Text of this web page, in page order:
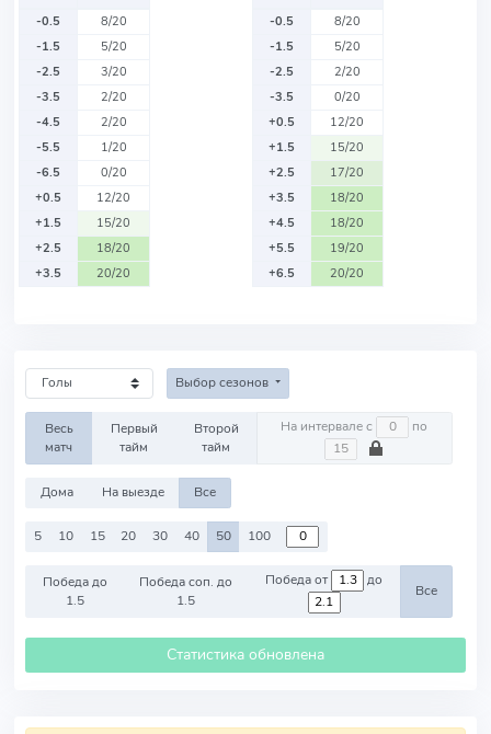
-0.5
8/20
-1.5
5/20
-2.5
3/20
-3.5
2/20
-4.5
2/20
-5.5
1/20
-6.5
0/20
+0.5
12/20
+1.5
15/20
+2.5
18/20
+3.5
20/20
-0.5
8/20
-1.5
5/20
-2.5
2/20
-3.5
0/20
+0.5
12/20
+1.5
15/20
+2.5
17/20
+3.5
18/20
+4.5
18/20
+5.5
19/20
+6.5
20/20
Выбор сезонов
Весь
матч
Первый
тайм
Второй
тайм
На интервале с по
Дома На выезде Все
5 10 15 20 30 40 50 100
Победа до
1.5
Победа соп. до
1.5
Победа от до
Все
Статистика обновлена